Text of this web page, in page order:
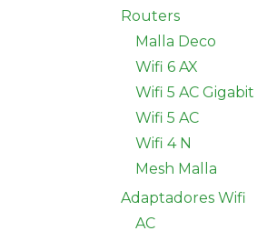
Routers
Malla Deco
Wifi 6 AX
Wifi 5 AC Gigabit
Wifi 5 AC
Wifi 4 N
Mesh Malla
Adaptadores Wifi
AC